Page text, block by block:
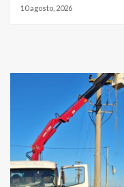
10 agosto, 2026